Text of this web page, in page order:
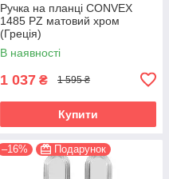
Ручка на планці CONVEX
1485 PZ матовий хром
(Греція)
В наявності
1 037 ₴ 1 595 ₴
Купити
–16% Подарунок